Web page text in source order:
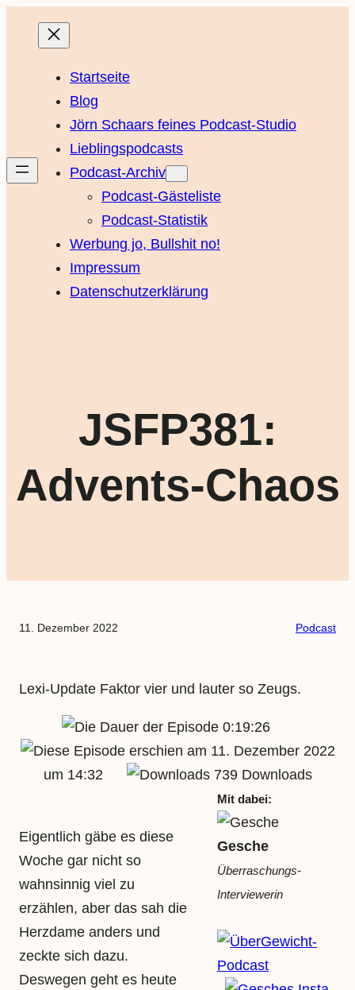
Startseite
Blog
Jörn Schaars feines Podcast-Studio
Lieblingspodcasts
Podcast-Archiv
Podcast-Gästeliste
Podcast-Statistik
Werbung jo, Bullshit no!
Impressum
Datenschutzerklärung
JSFP381:
Advents-Chaos
11. Dezember 2022 Podcast
Lexi-Update Faktor vier und lauter so Zeugs.
0:19:26
11. Dezember 2022
um 14:32
739 Downloads
Mit dabei:
Gesche
Überraschungs-
Interviewerin
Eigentlich gäbe es diese
Woche gar nicht so
wahnsinnig viel zu
erzählen, aber das sah die
Herzdame anders und
zeckte sich dazu.
Deswegen geht es heute